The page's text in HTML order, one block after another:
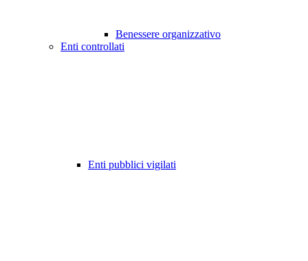
Benessere organizzativo
Enti controllati
Enti pubblici vigilati